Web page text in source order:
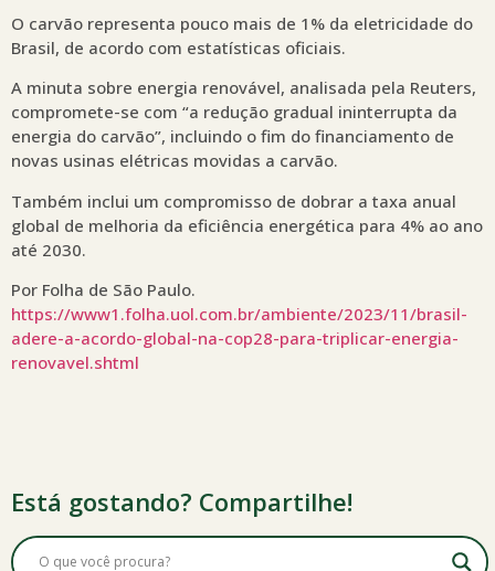
O carvão representa pouco mais de 1% da eletricidade do
Brasil, de acordo com estatísticas oficiais.
A minuta sobre energia renovável, analisada pela Reuters,
compromete-se com “a redução gradual ininterrupta da
energia do carvão”, incluindo o fim do financiamento de
novas usinas elétricas movidas a carvão.
Também inclui um compromisso de dobrar a taxa anual
global de melhoria da eficiência energética para 4% ao ano
até 2030.
Por Folha de São Paulo.
https://www1.folha.uol.com.br/ambiente/2023/11/brasil-
adere-a-acordo-global-na-cop28-para-triplicar-energia-
renovavel.shtml
Está gostando? Compartilhe!